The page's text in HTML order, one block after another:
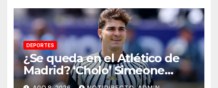
DEPORTES
¿Se queda en el Atlético de
Madrid? ‘Cholo’ Simeone
responde contundente sobre